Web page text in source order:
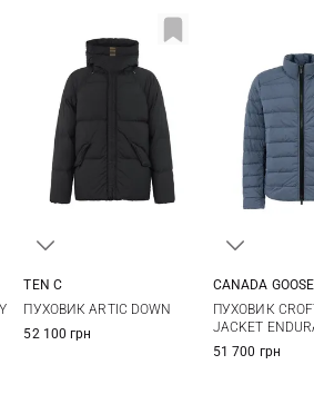
TEN C
ПУХОВИК ARTIC DOWN
52 100 грн
CANADA GOOSE
ПУХОВИК
JACKET
51 700 грн